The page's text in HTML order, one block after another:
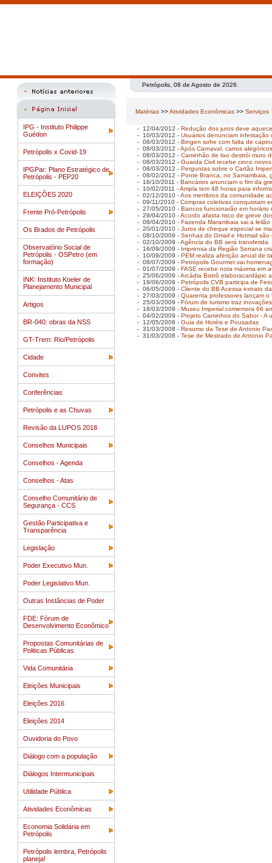
IPG - Instituto Philippe
Guédon
Petrópolis x Covid-19
IPGPar: Plano Estratégico de
Petrópolis - PEP20
ELEIÇÕES 2020
Frente Pró-Petrópolis
Os Brados de Petrópolis
Observatório Social de
Petrópolis - OSPetro (em
formação)
INK: Instituto Koeler de
Planejamento Municipal
Artigos
BR-040: obras da NSS
GT-Trem: Rio/Petrópolis
Cidade
Convites
Conferências
Petrópolis e as Chuvas
Revisão da LUPOS 2018
Conselhos Municipais
Conselhos - Agenda
Conselhos - Atas
Conselho Comunitário de
Segurança - CCS
Gestão Participativa e
Transparência
Legislação
Poder Executivo Mun.
Poder Legislativo Mun.
Outras Instâncias de Poder
FDE: Fórum de
Desenvolvimento Econômico
Propostas Comunitárias de
Politicas Públicas
Vida Comunitária
Eleições Municipais
Eleições 2016
Eleições 2014
Ouvidoria do Povo
Diálogo com a população
Diálogos Intermunicipais
Utilidade Pública
Atividades Econômicas
Economia Solidária em
Petrópolis
Petrópolis lembra, Petrópolis
planeja!
Petrópolis, 08 de Agosto de 2026.
Matérias >>Atividades Econômicas >> Serviços
- 12/04/2012 - Redução dos juros deve
- 10/03/2012 - Usuários denunciam infestação
- 08/03/2012 - Bingen sofre com falta de
- 08/03/2012 -Após Carnaval, carros
- 08/03/2012 - Caminhão de lixo destrói muro
- 08/03/2012 - Guarda Civil recebe cinco
- 08/03/2012 - Perguntas sobre o Cartão
- 08/02/2012 - Ponte Branca, no Samambaia,
- 18/10/2011 - Bancários anunciam o fim da
- 10/02/2011 -Ampla tem 48 horas para
- 02/12/2010 -Aos membros da comunidade
- 09/11/2010 - Compras coletivas conquistam
- 27/05/2010 - Bancos funcionarão em horário
- 29/04/2010 -Acordo afasta risco de greve
- 08/04/2010 - Fazenda Marambaia vai a
- 20/01/2010 - Juros de cheque especial se
- 08/10/2009 - Senhas do Gmail e Hotmail
- 02/10/2009 -Agência do BB será transferida
- 16/09/2009 - Imprensa da Região Serrana
- 10/09/2009 - PEM realiza aferição anual de
- 08/07/2009 - Petrópolis Gourmet vai
- 01/07/2009 - FASE recebe nota máxima em
- 25/06/2009 -Arcádia Bistrô elaboracardápio
- 19/06/2009 - Petrópolis CVB participa de
- 06/05/2009 - Cliente do BB Acessa extrato
- 27/03/2009 - Quarenta professores lançam o
- 25/03/2009 - Fórum de turismo traz
- 18/03/2009 - Museu Imperial comemora 66
- 04/02/2009 - Projeto Caminhos do Sabor - A
- 12/05/2008 - Guia de Hotéis e Pousadas
- 31/03/2008 - Resumo da Tese de Antonio
- 31/03/2008 - Tese de Mestrado de Antonio